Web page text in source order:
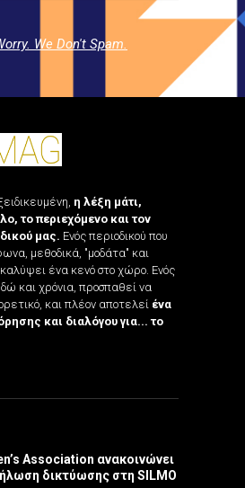
We Don't Spam.
η λέξη μάτι,
το περιεχόμενο και τον
μας. Ενός περιοδικού που
μεθοδικά, "μοδάτα" και
καλύψει ένα κενό στο χώρο. Ενός
και χρόνια, προσπαθεί να
και πλέον αποτελεί ένα
και διαλόγου για... το
Association ανακοινώνει
δικτύωσης στη SILMO